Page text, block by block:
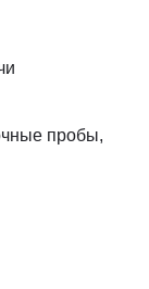
пробы,